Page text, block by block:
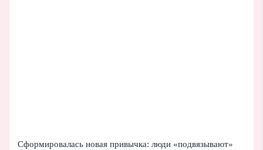
Сформировалась новая привычка: люди «подвязывают»